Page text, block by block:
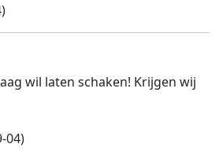
wil laten schaken! Krijgen wij
04)